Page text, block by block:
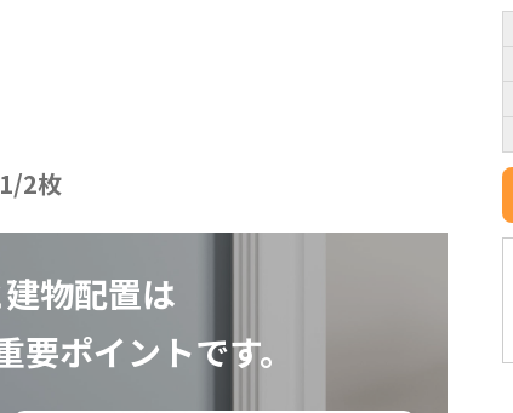
1/2枚
物配置は
ポイントです。